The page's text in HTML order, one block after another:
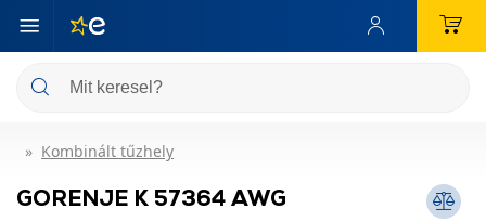
Kombinált tűzhely
GORENJE K 57364 AWG